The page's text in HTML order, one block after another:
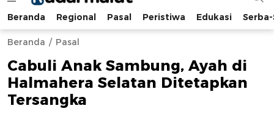
Radar Malut
Bacaan Nyindir
Beranda Regional Pasal Peristiwa Edukasi
Beranda Pasal
Cabuli Anak Sambung, Ayah di
Halmahera Selatan Ditetapkan
Tersangka